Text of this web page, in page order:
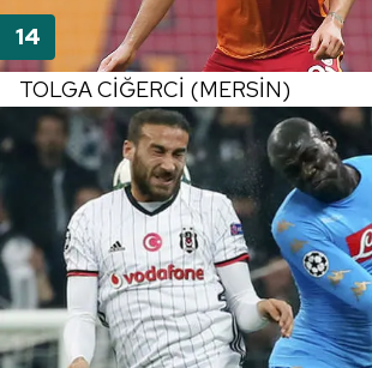
almak için lütfentıklayınız
TOLGA CİĞERCİ (MERSİN)